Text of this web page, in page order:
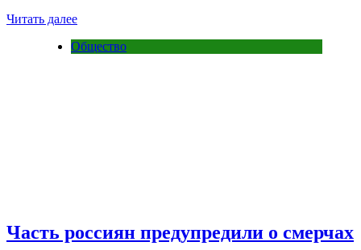
Читать далее
Общество
Часть россиян предупредили о смерчах